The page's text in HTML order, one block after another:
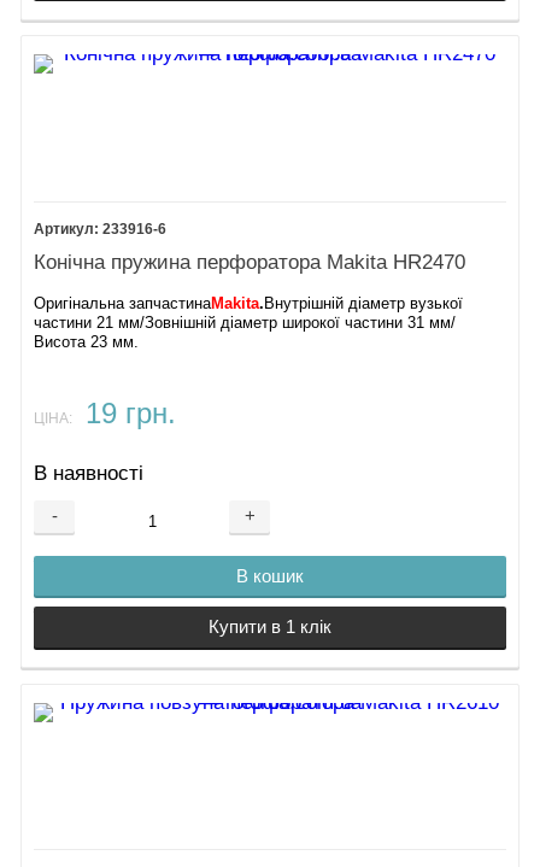
233916-6
Конічна пружина перфоратора Makita HR2470
Оригінальна запчастинаMakita. Внутрішній діаметр вузької
частини 21 мм/Зовнішній діаметр широкої частини 31 мм/
Висота 23 мм.
ЦІНА: 19 грн.
В наявності
- +
В кошик
Купити в 1 клік